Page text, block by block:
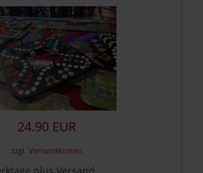
24.90 EUR
zzgl. Versandkosten